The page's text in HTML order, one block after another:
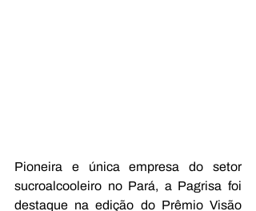
Pioneira e única empresa do setor
sucroalcooleiro no Pará, a Pagrisa foi
destaque na edição do Prêmio Visão